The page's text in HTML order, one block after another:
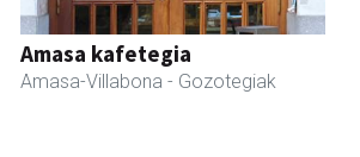
Amasa kafetegia
Amasa-Villabona - Gozotegiak